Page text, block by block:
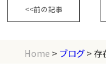
<<前の記事
Home > ブログ> 存